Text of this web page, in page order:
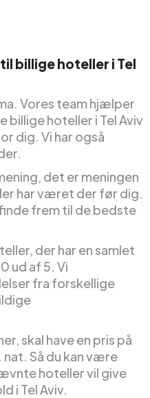
billige hoteller i Tel
Vores team hjælper
billige hoteller i Tel Aviv
dig. Vi har også
det er meningen
har været der før dig.
frem til de bedste
der har en samlet
ud af 5. Vi
fra forskellige
skal have en pris på
nat. Så du kan være
hoteller vil give
i Tel Aviv.